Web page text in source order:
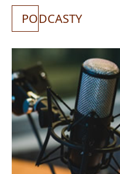
PODCASTY